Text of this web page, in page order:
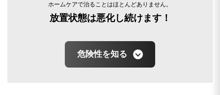
ホームケアで治ることはほとんどありません。
放置状態は悪化し続けます！
危険性を知る